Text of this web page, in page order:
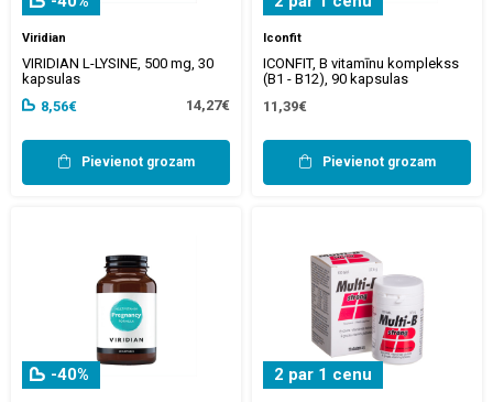
Viridian
VIRIDIAN L-LYSINE, 500 mg, 30
kapsulas
8,56€
14,27€
Pievienot grozam
Iconfit
ICONFIT, B vitamīnu komplekss
(B1 - B12), 90 kapsulas
11,39€
Pievienot grozam
-40% 2 par 1 cenu